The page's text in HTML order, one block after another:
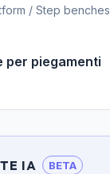
/ Step benches
per piegamenti
IA BETA